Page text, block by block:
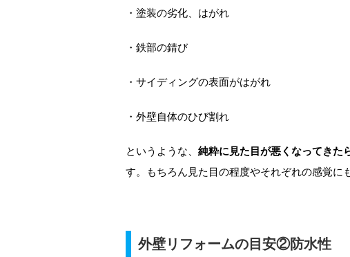
・塗装の劣化、はがれ
・鉄部の錆び
・サイディングの表面がはがれ
・外壁自体のひび割れ
というような、 純粋に見た目が悪くなってきた
す。もちろん見た目の程度やそれぞれの感覚に
外壁リフォームの目安②防水性